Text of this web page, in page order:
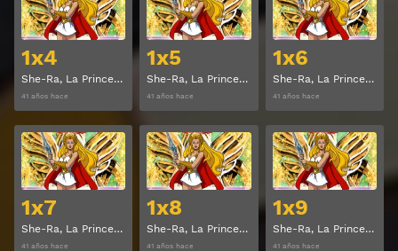
1x4
She-Ra, La Princesa del Poder Temporada 1 Capitulo 4
41 años hace
1x5
She-Ra, La Princesa del Poder Temporada 1 Capitulo 5
41 años hace
1x6
She-Ra, La Princesa del Poder Temporada 1 Capitulo 6
41 años hace
1x7
She-Ra, La Princesa del Poder Temporada 1 Capitulo 7
41 años hace
Ver
1x8
She-Ra, La Princesa del Poder Temporada 1 Capitulo 8
41 años hace
Ver
1x9
She-Ra, La Princesa del Poder Temporada 1 Capitulo 9
41 años hace